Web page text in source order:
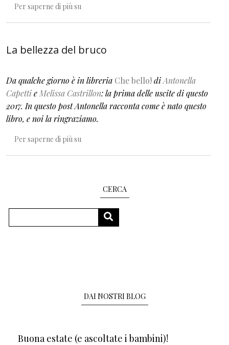
Per saperne di più su
La bellezza del bruco
Da qualche giorno è in libreria Che bello!diAntonella
Capettie Melissa Castrillon: la prima delle uscite di questo
2017. In questo post Antonella racconta come è nato questo
libro, e noi la ringraziamo.
Per saperne di più su
CERCA
CERCA
DAI NOSTRI BLOG
Buona estate (e ascoltate i bambini)!